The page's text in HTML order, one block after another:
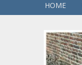
HOME